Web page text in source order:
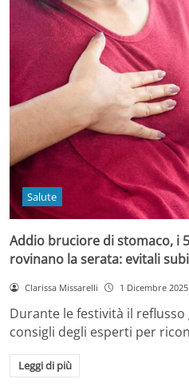
Salute
Addio bruciore di stomaco, i
rovinano la serata: evitali
Clarissa Missarelli 1 Dicembre 2025
Durante le festività il
consigli degli esperti per
Leggi di più